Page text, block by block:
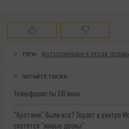
ТЕГИ: ФОТОЛОВУШКИ В ЛЕСАХ
ЧИТАЙТЕ ТАКЖЕ:
Технофашисты XXI века
"Кротами" были все? Теракт в центре
охотятся "живые дроны"